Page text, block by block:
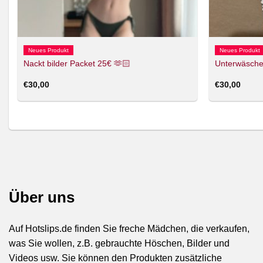
Neues Produkt
Nackt bilder Packet 25€ 🫶🏻
€30,00
Neues Produkt
€30,00
Über uns
Auf Hotslips.de finden Sie freche Mädchen, die verkaufen,
was Sie wollen, z.B. gebrauchte Höschen, Bilder und
Videos usw. Sie können den Produkten zusätzliche